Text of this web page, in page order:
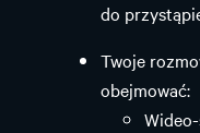
do
Twoje
obejmować: